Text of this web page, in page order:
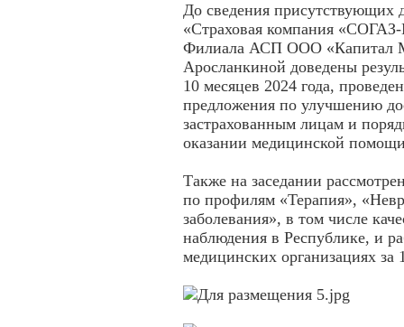
До сведения присутствующих
«Страховая компания
Филиала АСП ООО «Капитал
Аросланкиной доведены
10 месяцев 2024 года,
предложения по улучшению
застрахованным лицам и
оказании медицинской
Также на заседании
по профилям «Терапия»,
заболевания», в том числе
наблюдения в Республике, и
медицинских организациях за